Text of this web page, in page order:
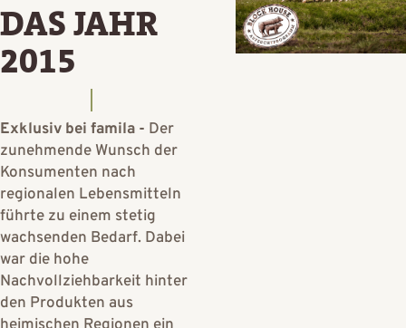
DAS JAHR
2015
Exklusiv bei famila - Der
zunehmende Wunsch der
Konsumenten nach
regionalen Lebensmitteln
führte zu einem stetig
wachsenden Bedarf. Dabei
war die hohe
Nachvollziehbarkeit hinter
den Produkten aus